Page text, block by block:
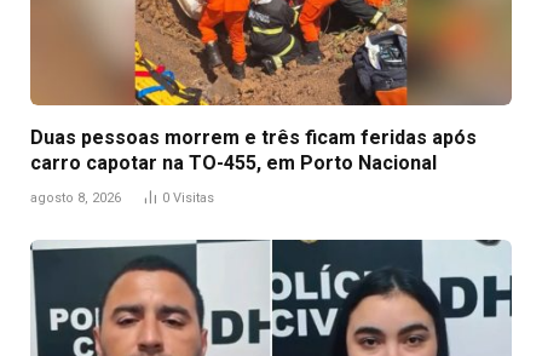
Duas pessoas morrem e três ficam feridas após
carro capotar na TO-455, em Porto Nacional
agosto 8, 2026 0 Visitas